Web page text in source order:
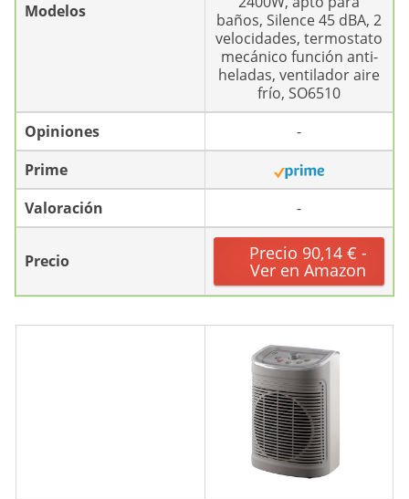
Modelos
baños, Silence 45 dBA, 2
velocidades, termostato
mecánico función anti-
heladas, ventilador aire
frío, SO6510
Opiniones
-
Prime
Valoración
-
Precio Precio 90,14 € -
Ver en Amazon